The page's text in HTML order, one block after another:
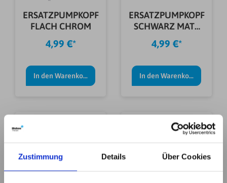
Zustimmung Details Über Cookies
ERSATZPUMPKOPF
FLACH CHROM
4,99 €*
In den Warenkorb
ERSATZPUMPKOPF
SCHWARZ MATT
RUND
4,99 €*
In den Warenkorb